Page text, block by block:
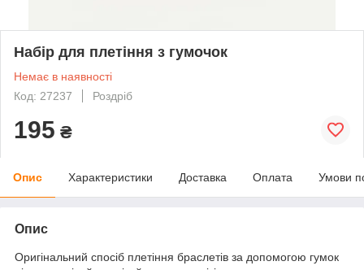
Набір для плетіння з гумочок
Немає в наявності
Код: 27237
Роздріб
195 ₴
Опис Характеристики Доставка Оплата Умови
Опис
Оригінальний спосіб плетіння браслетів за допомогою гумок